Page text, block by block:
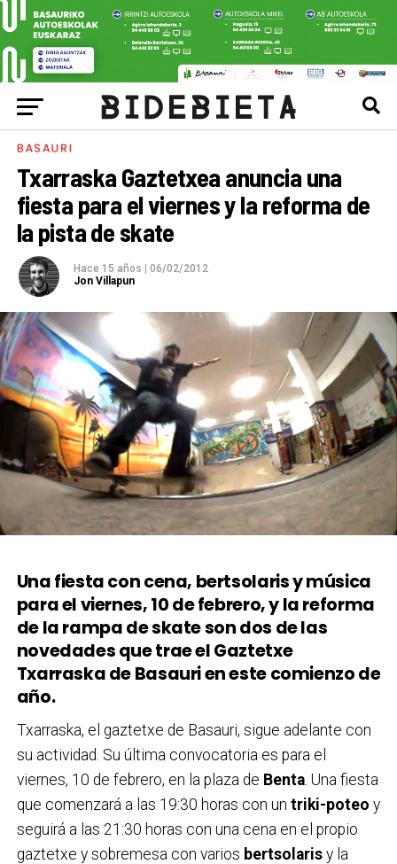
BASAURI
Txarraska Gaztetxea anuncia una
fiesta para el viernes y la reforma de
la pista de skate
Hace 15 años
06/02/2012
Jon Villapun
Una fiesta con cena, bertsolaris y música
para el viernes, 10 de febrero, y la reforma
de la rampa de skate son dos de las
novedades que trae el Gaztetxe
Txarraska de Basauri en este comienzo de
año.
Txarraska, el gaztetxe de Basauri, sigue adelante con
su actividad. Su última convocatoria es para el
viernes, 10 de febrero, en la plaza de Benta. Una fiesta
que comenzará a las 19:30 horas con un triki-poteo y
seguirá a las 21:30 horas con una cena en el propio
gaztetxe y sobremesa con varios bertsolarisy la